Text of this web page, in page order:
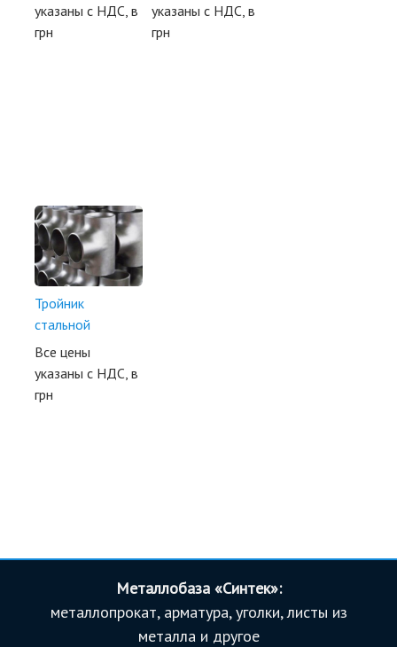
указаны с НДС, в
грн
указаны с НДС, в
грн
Тройник
стальной
Все цены
указаны с НДС, в
грн
Металлобаза «Синтек»:
металлопрокат, арматура, уголки, листы из
металла и другое